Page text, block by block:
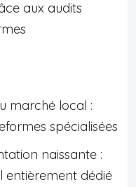
aux audits
marché local :
spécialisées
naissante :
entièrement dédié